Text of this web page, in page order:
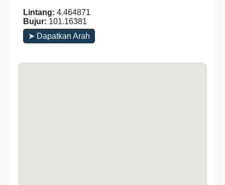
Lintang: 4.464871
Bujur: 101.16381
➤ Dapatkan Arah